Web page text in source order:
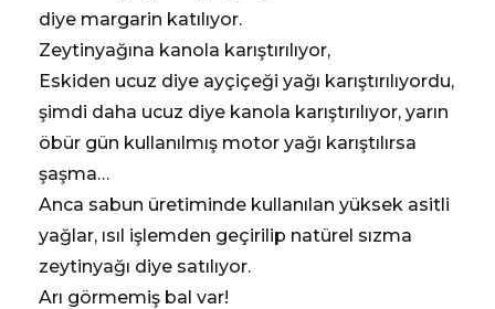
diye margarin katılıyor.
Zeytinyağına kanola karıştırılıyor,
Eskiden ucuz diye ayçiçeği yağı karıştırılıyordu,
şimdi daha ucuz diye kanola karıştırılıyor, yarın
öbür gün kullanılmış motor yağı karıştılırsa
şaşma…
Anca sabun üretiminde kullanılan yüksek asitli
yağlar, ısıl işlemden geçirilip natürel sızma
zeytinyağı diye satılıyor.
Arı görmemiş bal var!